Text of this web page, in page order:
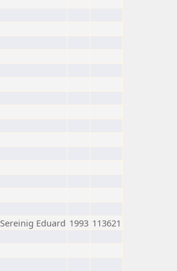
Sereinig Eduard 1993 113621